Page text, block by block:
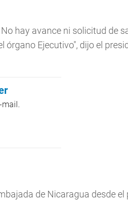
hay avance ni solicitud de
órgano Ejecutivo", dijo el
mail.
de Nicaragua desde